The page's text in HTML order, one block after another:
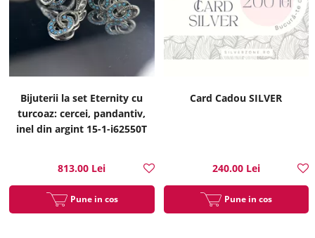
Bijuterii la set Eternity cu
turcoaz: cercei, pandantiv,
inel din argint 15-1-i62550T
813.00 Lei
Pune in cos
Card Cadou SILVER
240.00 Lei
Pune in cos